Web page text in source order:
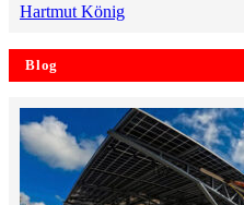
Hartmut König
Blog